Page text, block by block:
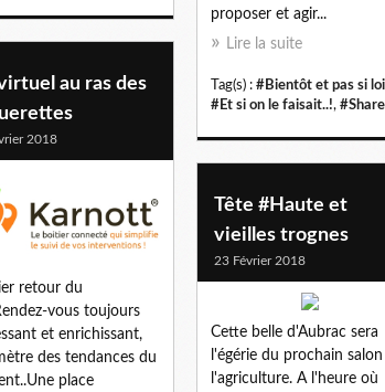
proposer et agir...
Lire la suite
Tag(s) : #Bientôt et pas si
#Et si on le faisait..!,
au ras des
2018
retour du
vous toujours
et enrichissant,
des tendances du
place
Tête #Haute et
vieilles trognes
23 Février 2018
Cette belle d'Aubrac sera
l'égérie du prochain
l'agriculture. A l'heure où